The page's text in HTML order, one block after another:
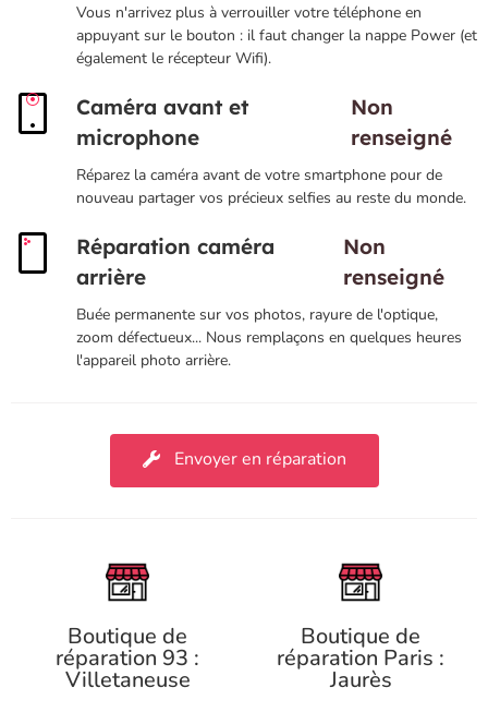
Vous n'arrivez plus à verrouiller votre téléphone en
appuyant sur le bouton : il faut changer la nappe Power (et
également le récepteur Wifi).
Caméra avant et
microphone
Non
renseigné
Réparez la caméra avant de votre smartphone pour de
nouveau partager vos précieux selfies au reste du monde.
Réparation caméra
arrière
Non
renseigné
Buée permanente sur vos photos, rayure de l'optique,
zoom défectueux... Nous remplaçons en quelques heures
l'appareil photo arrière.
Envoyer en réparation
Boutique de
réparation 93 :
Villetaneuse
Boutique de
réparation Paris :
Jaurès